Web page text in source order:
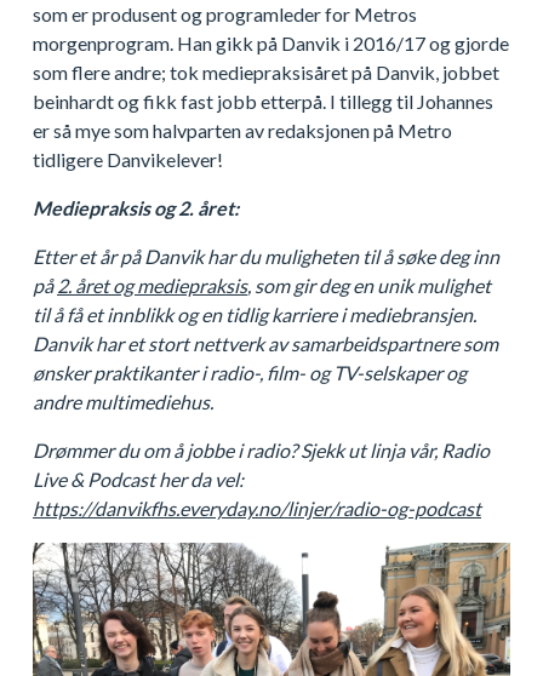
som er produsent og programleder for Metros
morgenprogram. Han gikk på Danvik i 2016/17 og gjorde
som flere andre; tok mediepraksisåret på Danvik, jobbet
beinhardt og fikk fast jobb etterpå. I tillegg til Johannes
er så mye som halvparten av redaksjonen på Metro
tidligere Danvikelever!
Mediepraksis og 2. året:
Etter et år på Danvik har du muligheten til å søke deg inn
på 2. året og mediepraksis, som gir deg en unik mulighet
til å få et innblikk og en tidlig karriere i mediebransjen.
Danvik har et stort nettverk av samarbeidspartnere som
ønsker praktikanter i radio-, film- og TV-selskaper og
andre multimediehus.
Drømmer du om å jobbe i radio? Sjekk ut linja vår, Radio
Live & Podcast her da vel:
https://danvikfhs.everyday.no/linjer/radio-og-podcast